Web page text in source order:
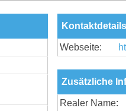
Webseite:
Zusätzliche
Realer Name: